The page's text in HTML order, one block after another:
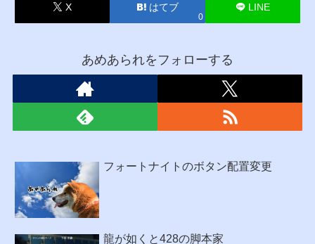
X はてブ
0
LINE
あめあられをフォローする
フォートナイトのボタン配置変更
龍が如くと428の脚本家